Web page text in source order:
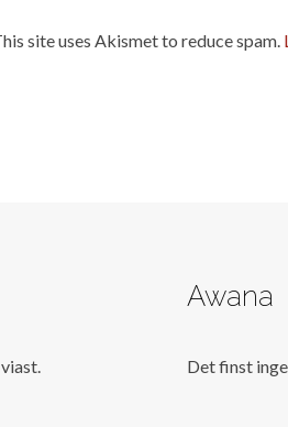
site uses Akismet to reduce spam.
Awana
Det finst